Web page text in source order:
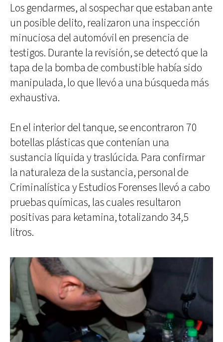
Los gendarmes, al sospechar que estaban ante
un posible delito, realizaron una inspección
minuciosa del automóvil en presencia de
testigos. Durante la revisión, se detectó que la
tapa de la bomba de combustible había sido
manipulada, lo que llevó a una búsqueda más
exhaustiva.
En el interior del tanque, se encontraron 70
botellas plásticas que contenían una
sustancia líquida y traslúcida. Para confirmar
la naturaleza de la sustancia, personal de
Criminalística y Estudios Forenses llevó a cabo
pruebas químicas, las cuales resultaron
positivas para ketamina, totalizando 34,5
litros.